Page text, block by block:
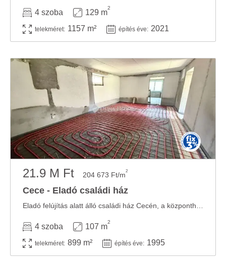
4 szoba 129 m
2
telekméret: 1157 m² építés éve: 2021
21.9 M Ft 204 673 Ft/m2
Cece - Eladó családi ház
4 szoba 107 m
2
telekméret: 899 m² építés éve: 1995